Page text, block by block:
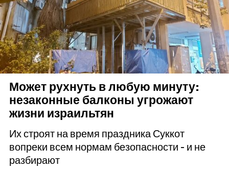
Может рухнуть в любую минуту:
незаконные балконы угрожают
жизни израильтян
Их строят на время праздника Суккот
вопреки всем нормам безопасности - и не
разбирают